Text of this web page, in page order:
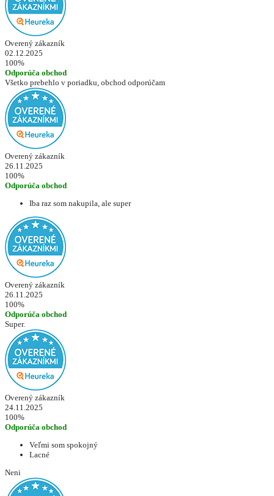
Overený zákazník
02.12.2025
100%
Odporúča obchod
Všetko prebehlo v poriadku, obchod odporúčam
Overený zákazník
26.11.2025
100%
Odporúča obchod
Iba raz som nakupila, ale super
Overený zákazník
26.11.2025
100%
Odporúča obchod
Super.
Overený zákazník
24.11.2025
100%
Odporúča obchod
Veľmi som spokojný
Lacné
Neni